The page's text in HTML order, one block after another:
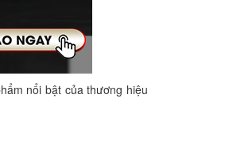
nổi bật của thương hiệu